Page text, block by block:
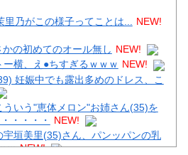
里乃がこの様子ってことは... NEW!
かの初めてのオール無し NEW!
ー横、え●ちすぎるｗｗｗ NEW!
妊娠中でも露出多めのドレス、こ
ういう"恵体メロン"お姉さん(35)を
・・・・
NEW!
宇垣美里(35)さん、パンッパンの乳
ｗ NEW!